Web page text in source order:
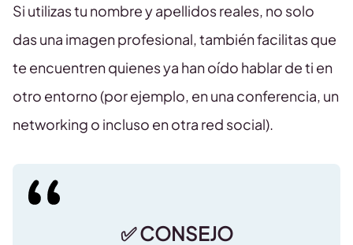
Si utilizas tu nombre y apellidos reales, no solo
das una imagen profesional, también facilitas que
te encuentren quienes ya han oído hablar de ti en
otro entorno (por ejemplo, en una conferencia, un
networking o incluso en otra red social).
✅ CONSEJO